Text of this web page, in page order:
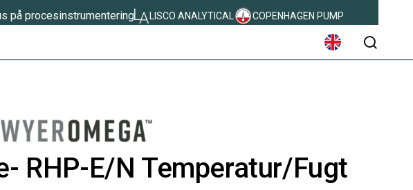
på procesinstrumentering LISCO ANALYTICAL COPENHAGEN PUMP
RHP-E/N Temperatur/Fugt